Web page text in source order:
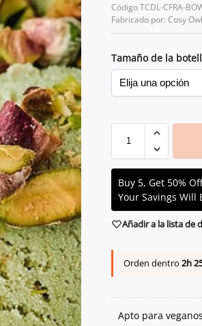
Código TCDL-CFRA-
Fabricado por: Cosy Owl
Tamaño de la
Buy 5, Get 50%
Your Savings Will
Añadir a la lista de
Orden dentro2h
Apto para veganos